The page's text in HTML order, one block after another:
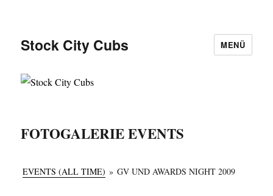
Stock City Cubs MENÜ
FOTOGALERIE EVENTS
EVENTS (ALL TIME) » GV UND AWARDS NIGHT 2009